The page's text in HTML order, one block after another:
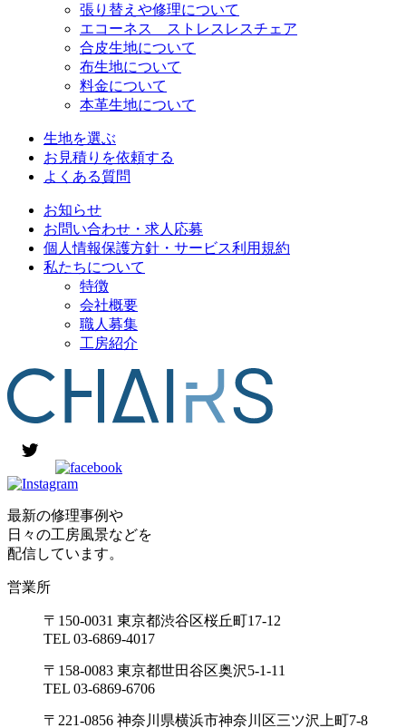
張り替えや修理について
エコーネス ストレスレスチェア
合皮生地について
布生地について
料金について
本革生地について
生地を選ぶ
お見積りを依頼する
よくある質問
お知らせ
お問い合わせ・求人応募
個人情報保護方針・サービス利用規約
私たちについて
特徴
会社概要
職人募集
工房紹介
最新の修理事例や
日々の工房風景などを
配信しています。
営業所
〒150-0031 東京都渋谷区桜丘町17-12
TEL 03-6869-4017
〒158-0083 東京都世田谷区奥沢5-1-11
TEL 03-6869-6706
〒221-0856 神奈川県横浜市神奈川区三ツ沢上町7-8